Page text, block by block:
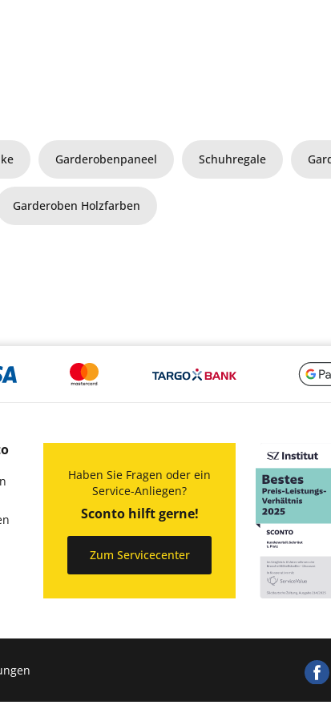
Garderobenpaneel Schuhregale
Garderoben Holzfarben
Haben Sie Fragen oder ein
Service-Anliegen?
Sconto hilft gerne!
Zum Servicecenter